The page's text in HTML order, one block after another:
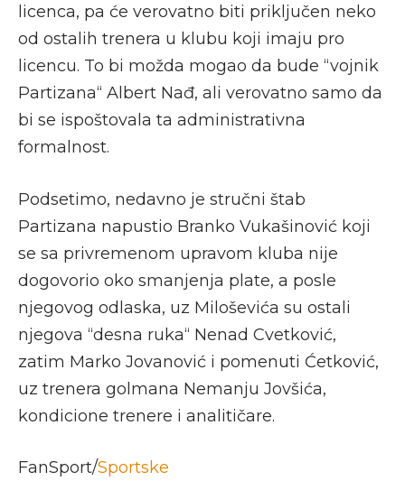
licenca, pa će verovatno biti priključen neko
od ostalih trenera u klubu koji imaju pro
licencu. To bi možda mogao da bude “vojnik
Partizana“ Albert Nađ, ali verovatno samo da
bi se ispoštovala ta administrativna
formalnost.
Podsetimo, nedavno je stručni štab
Partizana napustio Branko Vukašinović koji
se sa privremenom upravom kluba nije
dogovorio oko smanjenja plate, a posle
njegovog odlaska, uz Miloševića su ostali
njegova “desna ruka“ Nenad Cvetković,
zatim Marko Jovanović i pomenuti Ćetković,
uz trenera golmana Nemanju Jovšića,
kondicione trenere i analitičare.
FanSport/Sportske